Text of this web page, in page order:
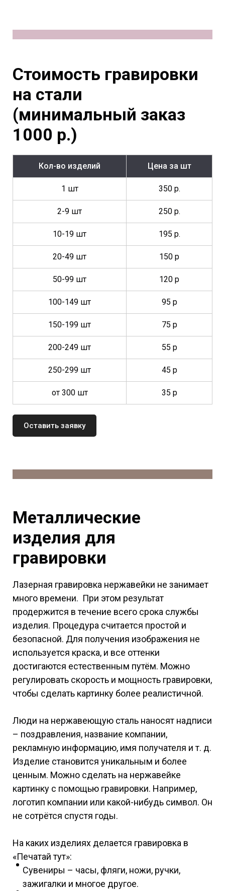
Стоимость гравировки
на стали
(минимальный заказ
1000 р.)
Кол-во изделий Цена за шт
1 шт 350 р.
2-9 шт 250 р.
10-19 шт 195 р.
20-49 шт 150 р
50-99 шт 120 р
100-149 шт 95 р
150-199 шт 75 р
200-249 шт 55 р
250-299 шт 45 р
от 300 шт 35 р
Оставить заявку
Металлические
изделия для
гравировки
Лазерная гравировка нержавейки не занимает
много времени. При этом результат
продержится в течение всего срока службы
изделия. Процедура считается простой и
безопасной. Для получения изображения не
используется краска, и все оттенки
достигаются естественным путём. Можно
регулировать скорость и мощность гравировки,
чтобы сделать картинку более реалистичной.
Люди на нержавеющую сталь наносят надписи
– поздравления, название компании,
рекламную информацию, имя получателя и т. д.
Изделие становится уникальным и более
ценным. Можно сделать на нержавейке
картинку с помощью гравировки. Например,
логотип компании или какой-нибудь символ. Он
не сотрётся спустя годы.
На каких изделиях делается гравировка в
«Печатай тут»:
Сувениры – часы, фляги, ножи, ручки,
зажигалки и многое другое.